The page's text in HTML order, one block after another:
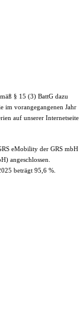
§ 15 (3) BattG dazu
im vorangegangenen Jahr
auf unserer Internetseite
eMobility der GRS mbH
angeschlossen.
beträgt 95,6 %.